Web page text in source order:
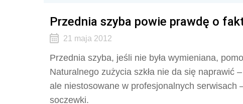
Przednia szyba powie prawdę o
21 maja 2012
Przednia szyba, jeśli nie była wymieniana,
Naturalnego zużycia szkła nie da się naprawić
ale niestosowane w profesjonalnych serwisach
soczewki.